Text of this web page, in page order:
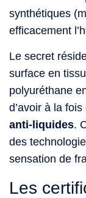
synthétiques
efficacement
Le secret
surface en
polyuréthane
d’avoir à la
anti-liquides.
des
sensation de
Les